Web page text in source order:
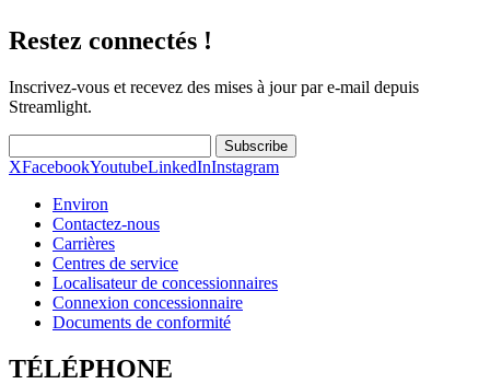
Restez connectés !
Inscrivez-vous et recevez des mises à jour par e-mail depuis
Streamlight.
Subscribe
XFacebookYoutubeLinkedInInstagram
Environ
Contactez-nous
Carrières
Centres de service
Localisateur de concessionnaires
Connexion concessionnaire
Documents de conformité
TÉLÉPHONE